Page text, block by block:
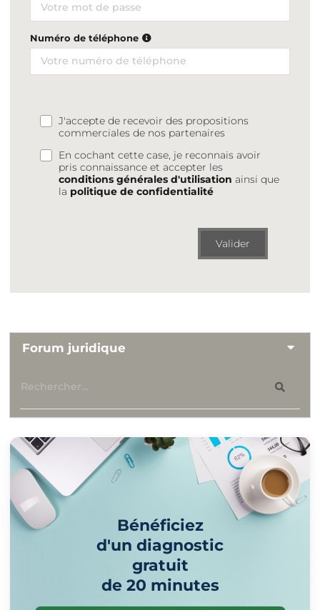
Numéro de téléphone
J'accepte de recevoir des propositions
commerciales de nos partenaires
En cochant cette case, je reconnais avoir
pris connaissance et accepter les
conditions générales d'utilisation ainsi que
la politique de confidentialité
Valider
Forum juridique
Bénéficiez
d'un diagnostic
gratuit
de 20 minutes